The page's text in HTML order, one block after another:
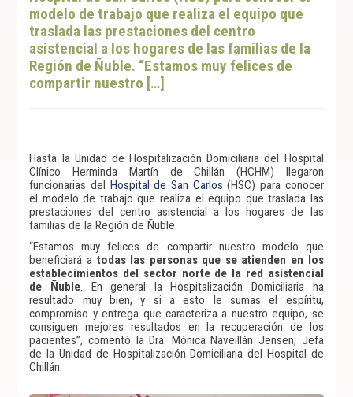
modelo de trabajo que realiza el equipo que
traslada las prestaciones del centro
asistencial a los hogares de las familias de la
Región de Ñuble. “Estamos muy felices de
compartir nuestro […]
Hasta la Unidad de Hospitalización Domiciliaria del Hospital
Clínico Herminda Martín de Chillán (HCHM) llegaron
funcionarias del Hospital de San Carlos (HSC) para conocer
el modelo de trabajo que realiza el equipo que traslada las
prestaciones del centro asistencial a los hogares de las
familias de la Región de Ñuble.
“Estamos muy felices de compartir nuestro modelo que
beneficiará a todas las personas que se atienden en los
establecimientos del sector norte de la red asistencial
de Ñuble. En general la Hospitalización Domiciliaria ha
resultado muy bien, y si a esto le sumas el espíritu,
compromiso y entrega que caracteriza a nuestro equipo, se
consiguen mejores resultados en la recuperación de los
pacientes”, comentó la Dra. Mónica Naveillán Jensen, Jefa
de la Unidad de Hospitalización Domiciliaria del Hospital de
Chillán.